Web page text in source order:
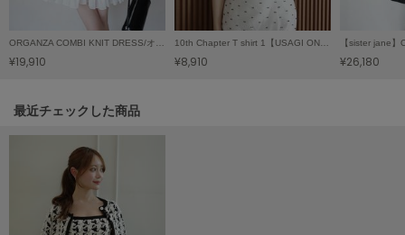
リリーブラウン
LILY BROWN Lingerie
リリーブラウンランジェリー
リトルユニオン トウキョウ
made of Organics
メイドオブオーガニクス
MICHU COQUETTE
ORGANZA COMBI KNIT DRESS/オーガンジーコンビニットドレス
¥19,910
10th Chapter T shirt 1【USAGI ONLINE限定カラーあり】
¥8,910 ¥26,180
関連記事
最近チェックした商品